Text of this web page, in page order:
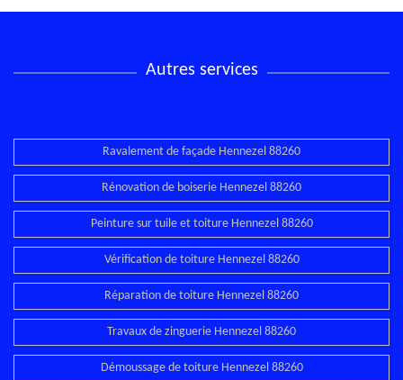
Autres services
Ravalement de façade Hennezel 88260
Rénovation de boiserie Hennezel 88260
Peinture sur tuile et toiture Hennezel 88260
Vérification de toiture Hennezel 88260
Réparation de toiture Hennezel 88260
Travaux de zinguerie Hennezel 88260
Démoussage de toiture Hennezel 88260